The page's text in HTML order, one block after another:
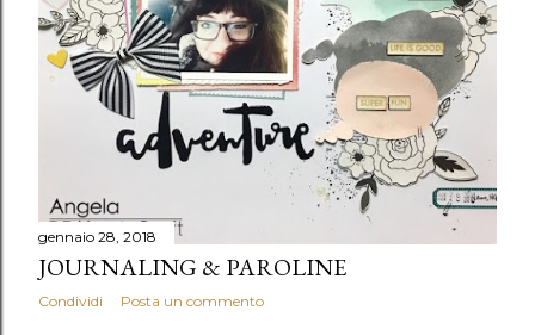
gennaio 28, 2018
JOURNALING & PAROLINE
Condividi Posta un commento